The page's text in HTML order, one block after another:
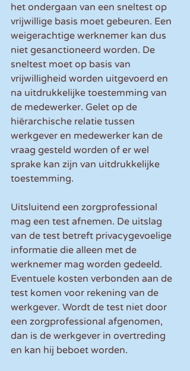
het ondergaan van een sneltest op
vrijwillige basis moet gebeuren. Een
weigerachtige werknemer kan dus
niet gesanctioneerd worden. De
sneltest moet op basis van
vrijwilligheid worden uitgevoerd en
na uitdrukkelijke toestemming van
de medewerker. Gelet op de
hiërarchische relatie tussen
werkgever en medewerker kan de
vraag gesteld worden of er wel
sprake kan zijn van uitdrukkelijke
toestemming.
Uitsluitend een zorgprofessional
mag een test afnemen. De uitslag
van de test betreft privacygevoelige
informatie die alleen met de
werknemer mag worden gedeeld.
Eventuele kosten verbonden aan de
test komen voor rekening van de
werkgever. Wordt de test niet door
een zorgprofessional afgenomen,
dan is de werkgever in overtreding
en kan hij beboet worden.